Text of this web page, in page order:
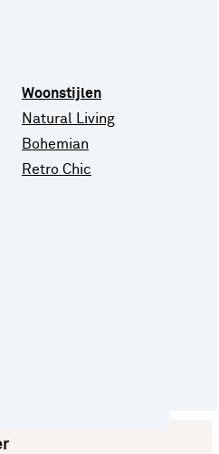
Woonstijlen
Natural Living
Bohemian
Retro Chic